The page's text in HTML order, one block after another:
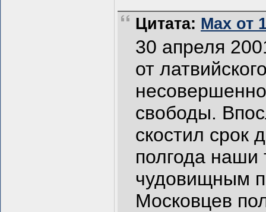
Цитата: Max от
30 апреля
от
свободы.
скостил срок
полгода
чудовищным
Московцев